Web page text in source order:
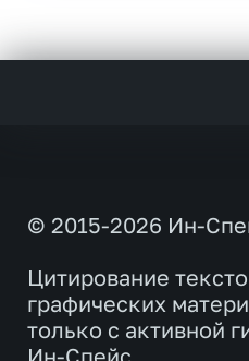
© 2015-2026 Ин-
Цитирование
графических
только с активной
Ин-Спейс.